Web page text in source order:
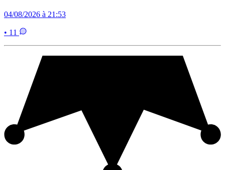
04/08/2026 à 21:53
• 11